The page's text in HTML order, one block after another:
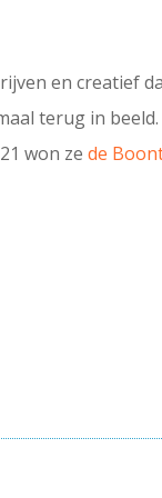
en creatief
terug in
won zede